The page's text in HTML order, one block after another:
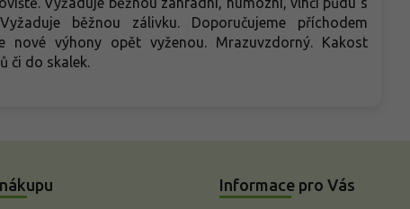
běžnou zálivku. Doporučujeme příchodem
výhony opět vyženou. Mrazuvzdorný. Kakost
či do skalek.
Informace pro Vás